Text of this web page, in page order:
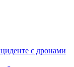
с дронами